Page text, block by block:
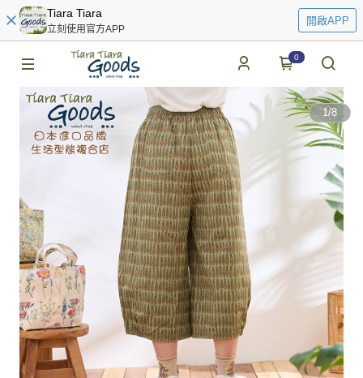
Tiara Tiara
立刻使用官方APP
開啟APP
0
1/8